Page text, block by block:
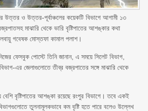
উত্তর ও উত্তর-পূর্বাঞ্চলের কয়েকটি বিভাগে আগামী ১৩
মাঝারি থেকে ভারি বৃষ্টিপাতের আশঙ্কার কথা
গবেষক মোস্তফা কামাল পলাশ।
ফেসবুক পোস্টে তিনি জানান, এ সময়ে সিলেট বিভাগ,
এর জেলাগুলোতে তীব্র বজ্রপাতের সঙ্গে মাঝারি থেকে
বৃষ্টিপাতের আশঙ্কা রয়েছে রংপুর বিভাগে। তবে একই
বিভাগগুলোতে তুলনামূলকভাবে কম বৃষ্টি হতে পারে বলেও উল্লেখ